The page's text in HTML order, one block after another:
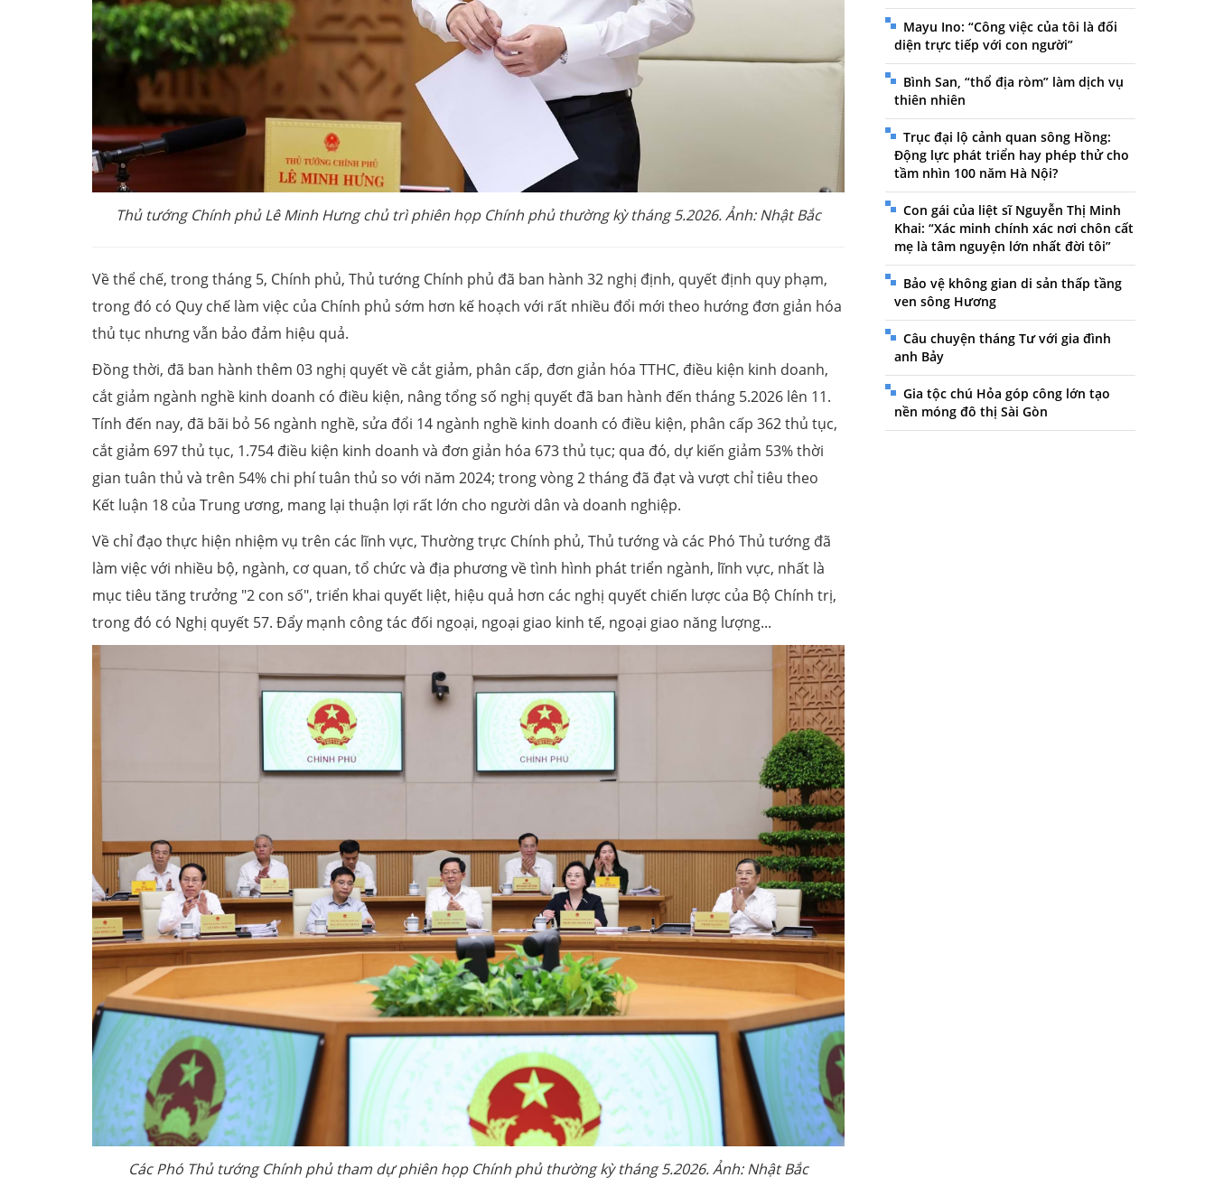
Thủ tướng Chính phủ Lê Minh Hưng chủ trì phiên họp Chính phủ thường kỳ tháng 5.2026. Ảnh: Nhật Bắc
Về thể chế, trong tháng 5, Chính phủ, Thủ tướng Chính phủ đã ban hành 32 nghị định, quyết định quy phạm,
trong đó có Quy chế làm việc của Chính phủ sớm hơn kế hoạch với rất nhiều đổi mới theo hướng đơn giản hóa
thủ tục nhưng vẫn bảo đảm hiệu quả.
Đồng thời, đã ban hành thêm 03 nghị quyết về cắt giảm, phân cấp, đơn giản hóa TTHC, điều kiện kinh doanh,
cắt giảm ngành nghề kinh doanh có điều kiện, nâng tổng số nghị quyết đã ban hành đến tháng 5.2026 lên 11.
Tính đến nay, đã bãi bỏ 56 ngành nghề, sửa đổi 14 ngành nghề kinh doanh có điều kiện, phân cấp 362 thủ tục,
cắt giảm 697 thủ tục, 1.754 điều kiện kinh doanh và đơn giản hóa 673 thủ tục; qua đó, dự kiến giảm 53% thời
gian tuân thủ và trên 54% chi phí tuân thủ so với năm 2024; trong vòng 2 tháng đã đạt và vượt chỉ tiêu theo
Kết luận 18 của Trung ương, mang lại thuận lợi rất lớn cho người dân và doanh nghiệp.
Về chỉ đạo thực hiện nhiệm vụ trên các lĩnh vực, Thường trực Chính phủ, Thủ tướng và các Phó Thủ tướng đã
làm việc với nhiều bộ, ngành, cơ quan, tổ chức và địa phương về tình hình phát triển ngành, lĩnh vực, nhất là
mục tiêu tăng trưởng "2 con số", triển khai quyết liệt, hiệu quả hơn các nghị quyết chiến lược của Bộ Chính trị,
trong đó có Nghị quyết 57. Đẩy mạnh công tác đối ngoại, ngoại giao kinh tế, ngoại giao năng lượng...
Các Phó Thủ tướng Chính phủ tham dự phiên họp Chính phủ thường kỳ tháng 5.2026. Ảnh: Nhật Bắc
Mayu Ino: “Công việc của tôi là đối
diện trực tiếp với con người”
Bình San, “thổ địa ròm” làm dịch vụ
thiên nhiên
Trục đại lộ cảnh quan sông Hồng:
Động lực phát triển hay phép thử cho
tầm nhìn 100 năm Hà Nội?
Con gái của liệt sĩ Nguyễn Thị Minh
Khai: “Xác minh chính xác nơi chôn cất
mẹ là tâm nguyện lớn nhất đời tôi”
Bảo vệ không gian di sản thấp tầng
ven sông Hương
Câu chuyện tháng Tư với gia đình
anh Bảy
Gia tộc chú Hỏa góp công lớn tạo
nền móng đô thị Sài Gòn